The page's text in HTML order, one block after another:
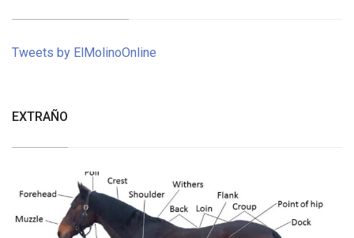
Tweets by ElMolinoOnline
EXTRAÑO